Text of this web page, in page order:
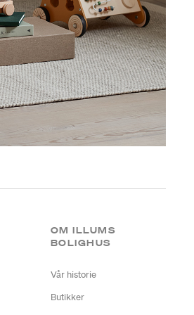
OM ILLUMS
BOLIGHUS
Vår historie
Butikker